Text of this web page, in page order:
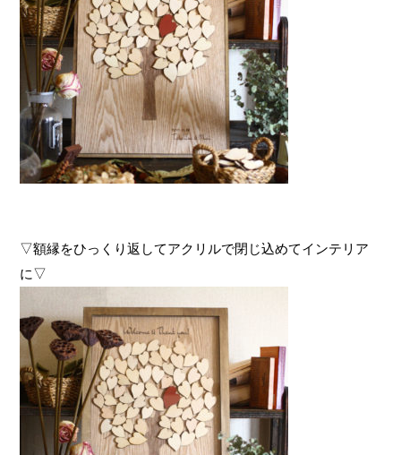
▽額縁をひっくり返してアクリルで閉じ込めてインテリア
に▽